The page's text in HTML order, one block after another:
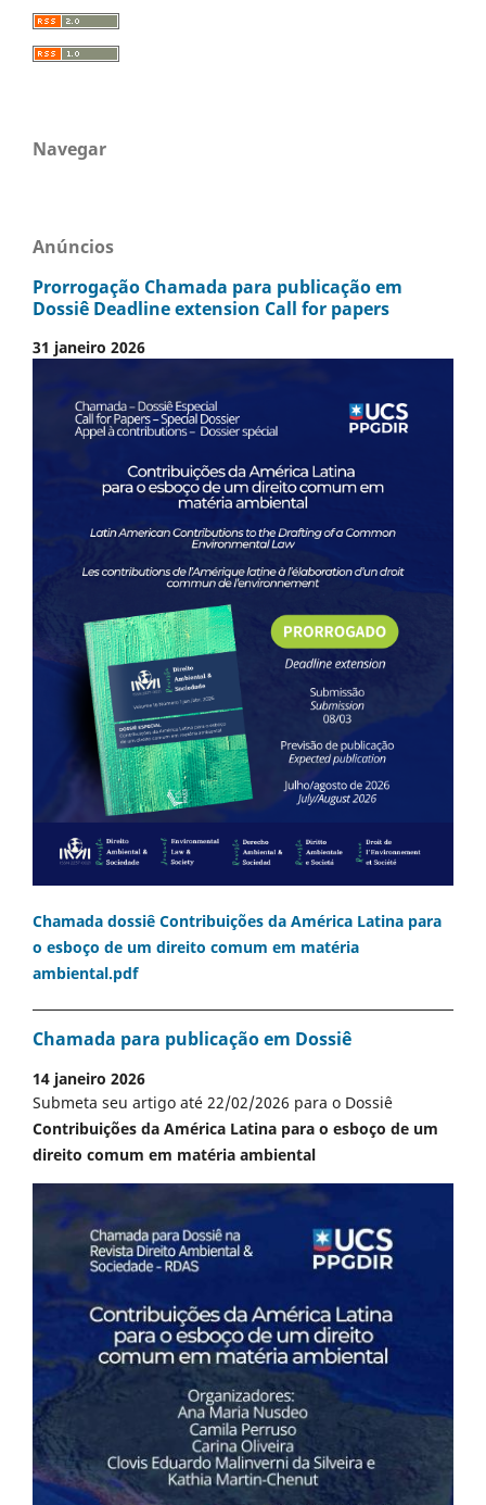
Navegar
Anúncios
Prorrogação Chamada para publicação em
Dossiê Deadline extension Call for papers
31 janeiro 2026
Chamada dossiê Contribuições da América Latina para
o esboço de um direito comum em matéria
ambiental.pdf
Chamada para publicação em Dossiê
14 janeiro 2026
Submeta seu artigo até 22/02/2026 para o Dossiê
Contribuições da América Latina para o esboço de um
direito comum em matéria ambiental